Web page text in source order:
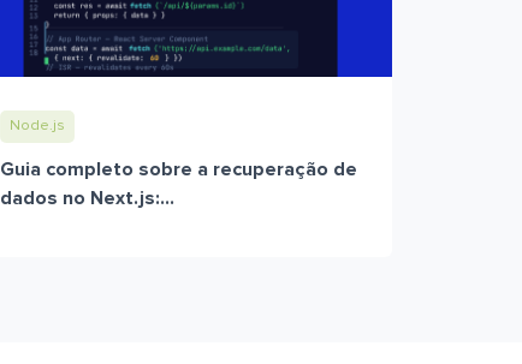
Node.js
Guia completo sobre a recuperação de
dados no Next.js:...